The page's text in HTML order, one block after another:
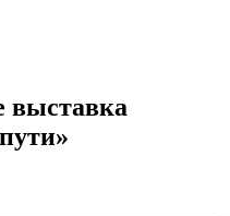
выставка